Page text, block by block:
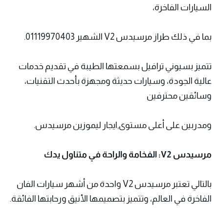
السيارات الفاخرة،
بما في ذلك طراز مرسيدس V2 الشهير 01119970403.
تتميز بسيوني ترافيل بسمعتها الطيبة في تقديم خدمات
عالية الجودة، وسيارات حديثة ومجهزة بأحدث التقنيات،
وسائقين محترفين
ومدربين على أعلى مستوى,ايجار ليموزين مرسيدس.
مرسيدس V2: الفخامة والراحة في متناول يدك
بالتالي تعتبر مرسيدس V2 واحدة من أشهر سيارات الفان
الفاخرة في العالم، وتتميز بتصميمها الأنيق ورحابتها الفائقة.